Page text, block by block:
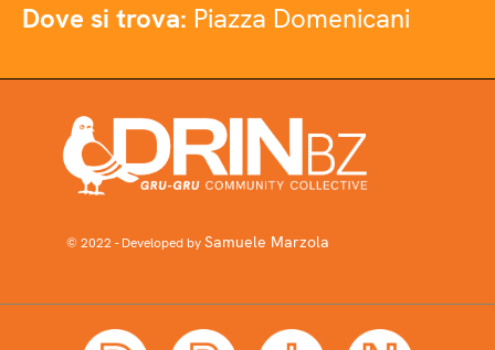
Dove si trova: Piazza Domenicani
© 2022 - Developed bySamuele Marzola